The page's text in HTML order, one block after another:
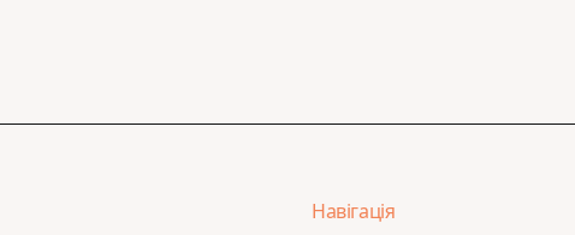
Навігація